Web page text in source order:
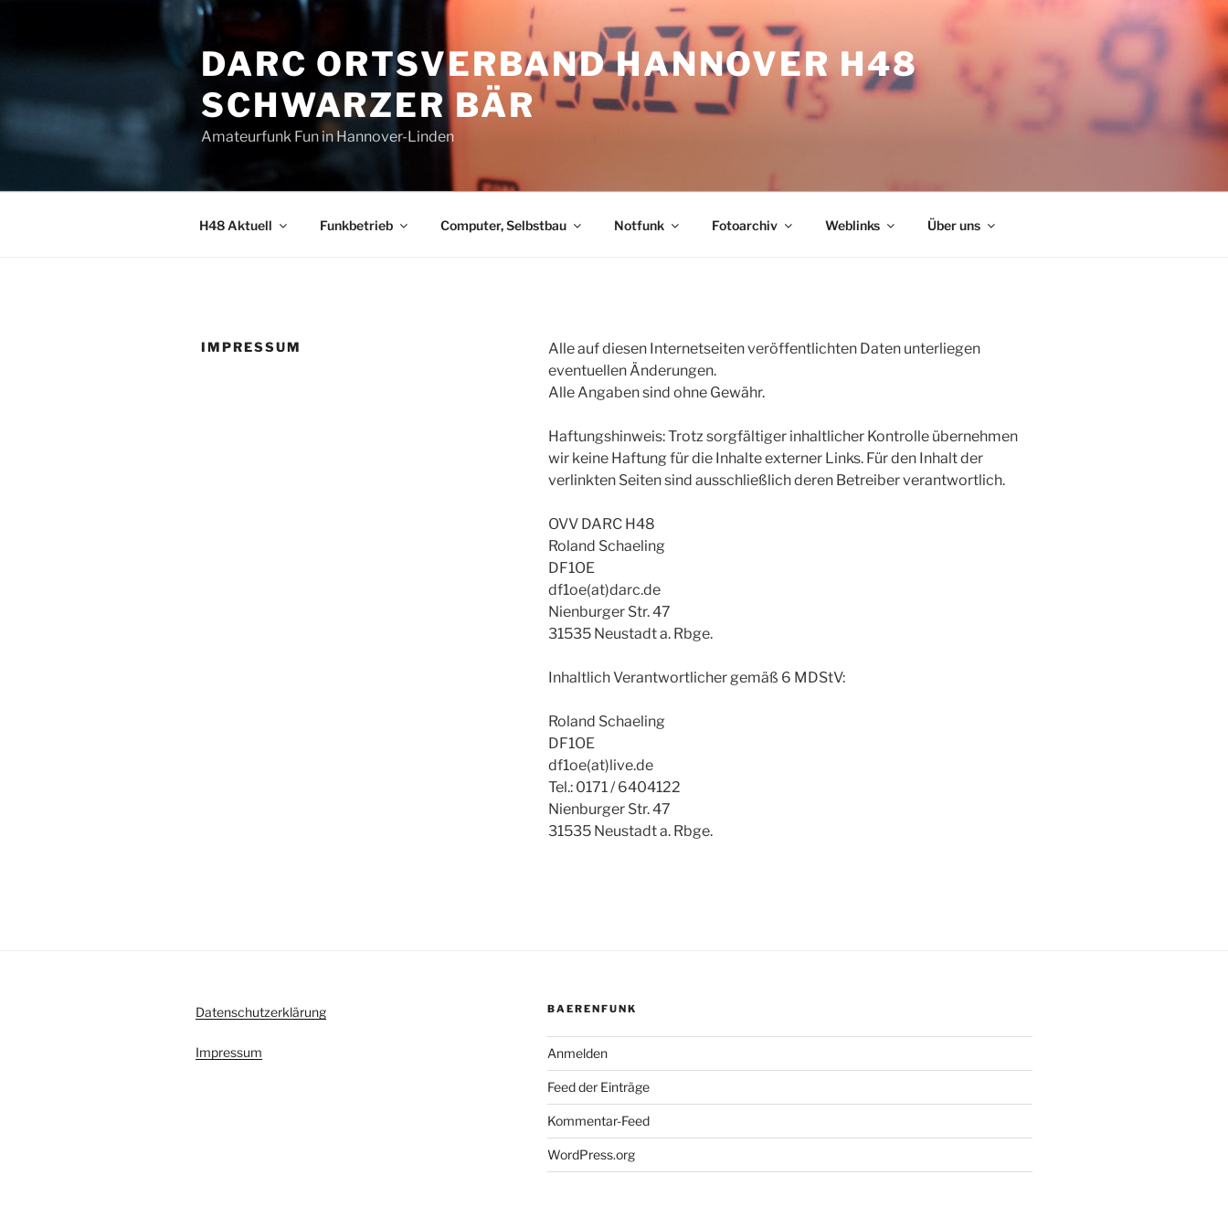
DARC ORTSVERBAND HANNOVER H48
SCHWARZER BÄR
Amateurfunk Fun in Hannover-Linden
H48 Aktuell Funkbetrieb Computer, Selbstbau Notfunk Fotoarchiv Weblinks Über uns
IMPRESSUM
Alle auf diesen Internetseiten veröffentlichten Daten unterliegen
eventuellen Änderungen.
Alle Angaben sind ohne Gewähr.
Haftungshinweis: Trotz sorgfältiger inhaltlicher Kontrolle übernehmen
wir keine Haftung für die Inhalte externer Links. Für den Inhalt der
verlinkten Seiten sind ausschließlich deren Betreiber verantwortlich.
OVV DARC H48
Roland Schaeling
DF1OE
df1oe(at)darc.de
Nienburger Str. 47
31535 Neustadt a. Rbge.
Inhaltlich Verantwortlicher gemäß 6 MDStV:
Roland Schaeling
DF1OE
df1oe(at)live.de
Tel.: 0171 / 6404122
Nienburger Str. 47
31535 Neustadt a. Rbge.
Datenschutzerklärung
Impressum
BAERENFUNK
Anmelden
Feed der Einträge
Kommentar-Feed
WordPress.org